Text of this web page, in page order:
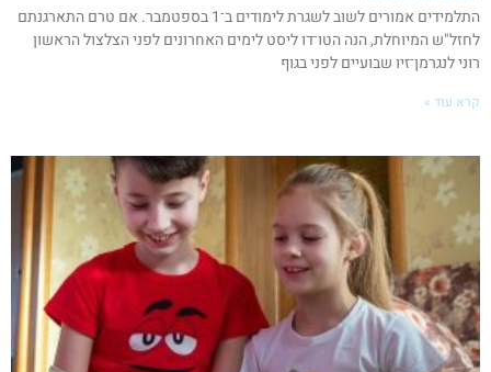
התלמידים אמורים לשוב לשגרת לימודים ב־1 בספטמבר. אם טרם התארגנתם
לחזל"ש המיוחלת, הנה הטו־דו ליסט לימים האחרונים לפני הצלצול הראשון
רוני לנגרמן־זיו שבועיים לפני בגוף
קרא עוד »